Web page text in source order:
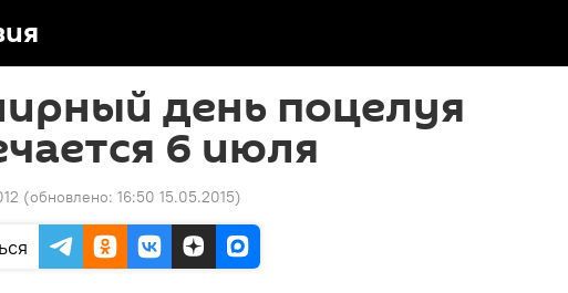
день поцелуя
6 июля
(обновлено: 16:50 15.05.2015)